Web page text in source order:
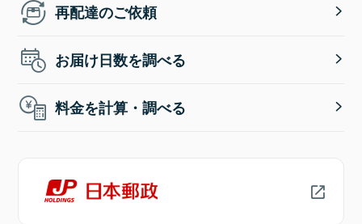
再配達のご依頼
お届け日数を調べる
料金を計算・調べる